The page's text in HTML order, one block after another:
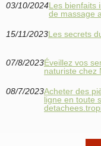
03/10/2024Les bienfaits
de massage
15/11/2023Les secrets
07/8/2023Éveillez vos
naturiste chez
08/7/2023Acheter des
ligne en toute